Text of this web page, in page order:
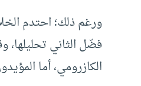
ورغم ذلك؛ احتدم
فضّل الثاني تحليلها،
الكازرومي، أما